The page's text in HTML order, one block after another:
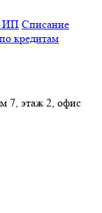
ИП Списание
кредитам
7, этаж 2, офис